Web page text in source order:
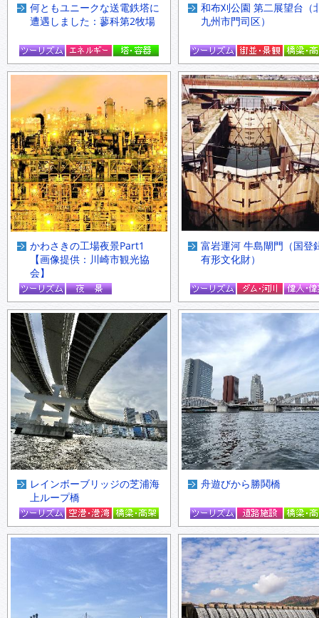
何ともユニークな送電鉄塔に
遭遇しました：蓼科第2牧場
和布刈公園 第二展望台（
九州市門司区）
かわさきの工場夜景Part1
【画像提供：川崎市観光協
会】
富岩運河 牛島閘門（国登
有形文化財）
レインボーブリッジの芝浦海
上ループ橋
舟遊びから勝鬨橋